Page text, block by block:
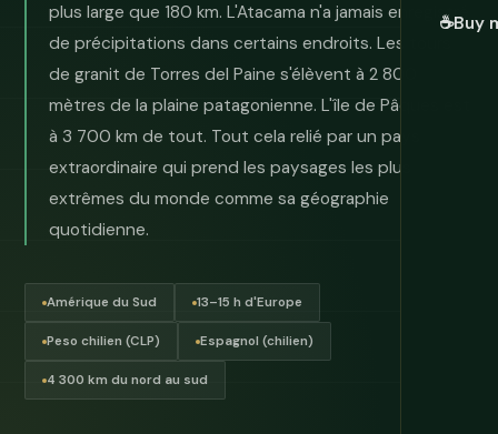
☕Buy
plus large que 180 km. L'Atacama n'a jamais enregistré
de précipitations dans certains endroits. Les tours
de granit de Torres del Paine s'élèvent à 2 800
mètres de la plaine patagonienne. L'île de Pâques est
à 3 700 km de tout. Tout cela relié par un pays
extraordinaire qui prend les paysages les plus
extrêmes du monde comme sa géographie
quotidienne.
Amérique du Sud 13–15 h d'Europe
Peso chilien (CLP) Espagnol (chilien)
4 300 km du nord au sud